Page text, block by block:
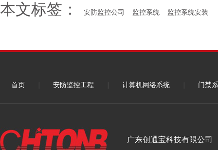
本文标签： 安防监控公司 监控系统 监控系统安装
首页 安防监控工程 计算机网络系统 门禁
广东创通宝科技有限公司